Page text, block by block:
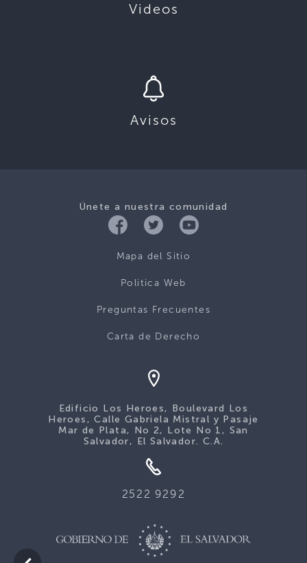
Videos
Avisos
Únete a nuestra comunidad
Mapa del Sitio
Politica Web
Preguntas Frecuentes
Carta de Derecho
Edificio Los Heroes, Boulevard Los
Heroes, Calle Gabriela Mistral y Pasaje
Mar de Plata, No 2, Lote No 1, San
Salvador, El Salvador. C.A.
2522 9292